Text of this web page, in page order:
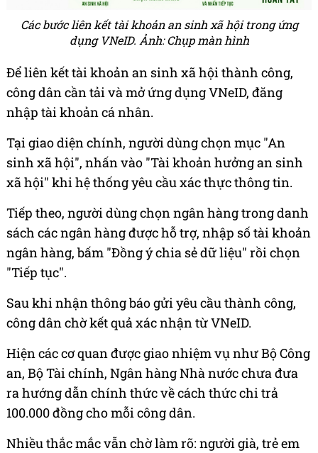
Các bước liên kết tài khoản an sinh xã hội trong ứng
dụng VNeID. Ảnh: Chụp màn hình
Để liên kết tài khoản an sinh xã hội thành công,
công dân cần tải và mở ứng dụng VNeID, đăng
nhập tài khoản cá nhân.
Tại giao diện chính, người dùng chọn mục "An
sinh xã hội", nhấn vào "Tài khoản hưởng an sinh
xã hội" khi hệ thống yêu cầu xác thực thông tin.
Tiếp theo, người dùng chọn ngân hàng trong danh
sách các ngân hàng được hỗ trợ, nhập số tài khoản
ngân hàng, bấm "Đồng ý chia sẻ dữ liệu" rồi chọn
"Tiếp tục".
Sau khi nhận thông báo gửi yêu cầu thành công,
công dân chờ kết quả xác nhận từ VNeID.
Hiện các cơ quan được giao nhiệm vụ như Bộ Công
an, Bộ Tài chính, Ngân hàng Nhà nước chưa đưa
ra hướng dẫn chính thức về cách thức chi trả
100.000 đồng cho mỗi công dân.
Nhiều thắc mắc vẫn chờ làm rõ: người già, trẻ em